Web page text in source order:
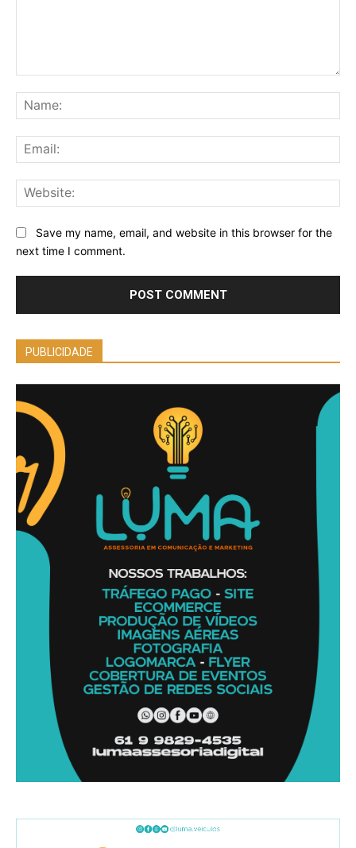
Save my name, email, and website in this browser for the
next time I comment.
PUBLICIDADE